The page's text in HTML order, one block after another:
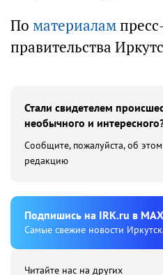
По материалам
правительства
Стали свидетелем
необычного и
Сообщите, пожалуйста, об
редакцию
Подпишиcь на IRK.ru в MAX
Cамые свежие новости
Читайте нас на других